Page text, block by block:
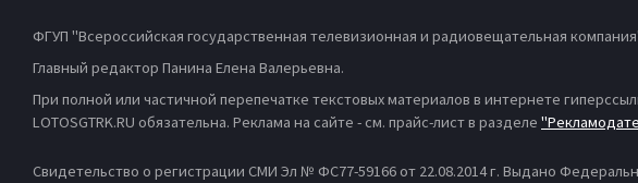
ФГУП "Всероссийская государственная телевизионная и радиовещательная
Главный редактор Панина Елена Валерьевна.
При полной или частичной перепечатке текстовых материалов в интернете
LOTOSGTRK.RU обязательна. Реклама на сайте - см. прайс-лист в разделе
Свидетельство о регистрации СМИ Эл № ФС77-59166 от 22.08.2014 г. Выдано